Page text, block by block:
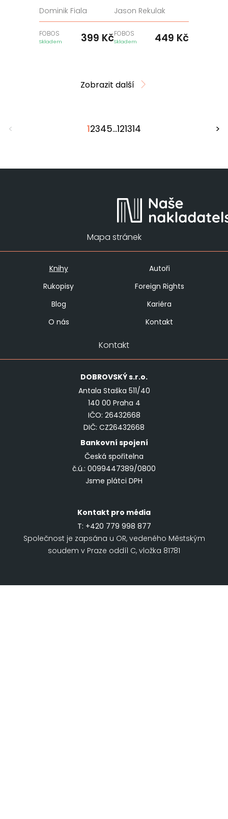
Dominik Fiala
FOBOS
Skladem 399 Kč
Jason Rekulak
FOBOS
Skladem 449 Kč
Zobrazit další
< 12345...121314 >
Mapa stránek
Knihy
Autoři
Rukopisy
Foreign Rights
Blog
Kariéra
O nás
Kontakt
Kontakt
DOBROVSKÝs.r.o.
Antala Staška 511/40
140 00 Praha 4
IČO: 26432668
DIČ: CZ26432668
Bankovní spojení
Česká spořitelna
č.ú.: 0099447389/0800
Jsme plátci DPH
Kontakt pro média
T: +420 779 998 877
Společnost je zapsána u OR, vedeného Městským
soudem v Praze oddíl C, vložka 81781